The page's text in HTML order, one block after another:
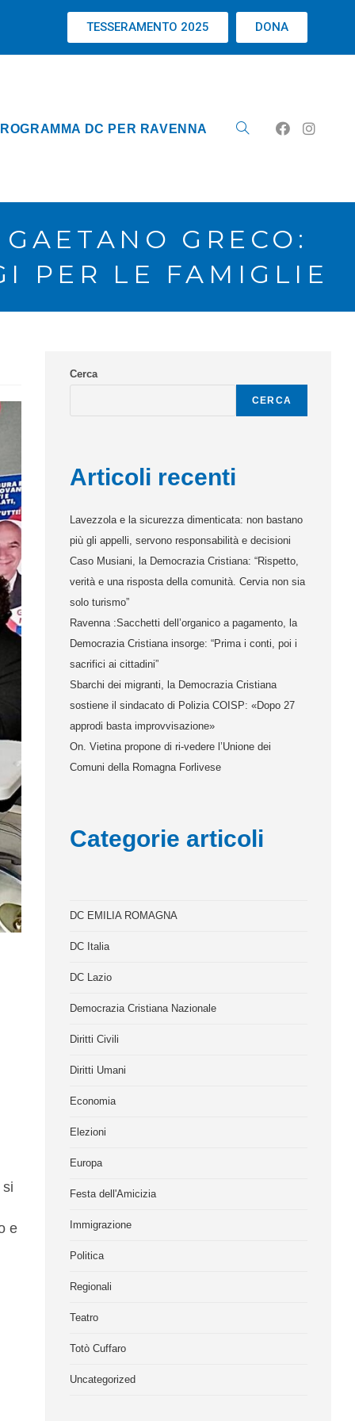
TESSERAMENTO 2025 DONA
DC PER RAVENNA
GRECO:
PER LE FAMIGLIE
e
Cerca
CERCA
Articoli recenti
Lavezzola e la sicurezza dimenticata: non bastano
più gli appelli, servono responsabilità e decisioni
Caso Musiani, la Democrazia Cristiana: “Rispetto,
verità e una risposta della comunità. Cervia non sia
solo turismo”
Ravenna :Sacchetti dell’organico a pagamento, la
Democrazia Cristiana insorge: “Prima i conti, poi i
sacrifici ai cittadini”
Sbarchi dei migranti, la Democrazia Cristiana
sostiene il sindacato di Polizia COISP: «Dopo 27
approdi basta improvvisazione»
On. Vietina propone di ri-vedere l’Unione dei
Comuni della Romagna Forlivese
Categorie articoli
DC EMILIA ROMAGNA
DC Italia
DC Lazio
Democrazia Cristiana Nazionale
Diritti Civili
Diritti Umani
Economia
Elezioni
Europa
Festa dell'Amicizia
Immigrazione
Politica
Regionali
Teatro
Totò Cuffaro
Uncategorized